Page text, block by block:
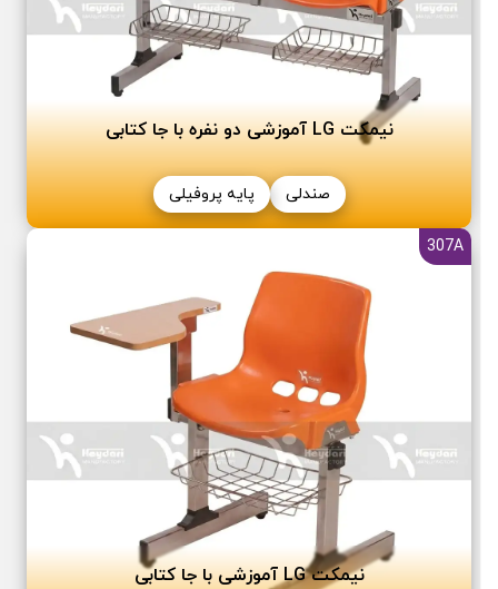
نیمکت LG آموزشی دو نفره با جا کتابی
صندلی پایه پروفیلی
307A
نیمکت LG آموزشی با جا کتابی